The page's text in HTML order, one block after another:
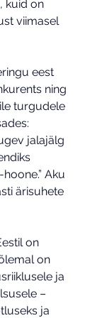
kuid on
viimasel
eest
ning
turgudele
jalajälg
Aku
ärisuhete
on
on
ja
–
ja